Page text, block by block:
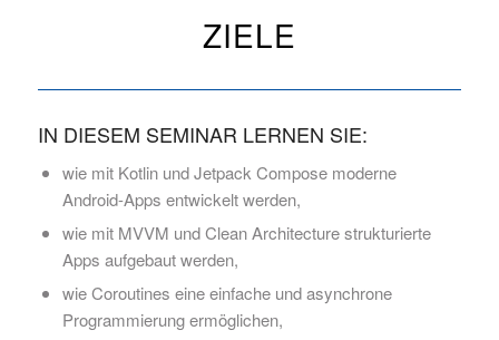
ZIELE
IN DIESEM SEMINAR LERNEN SIE:
wie mit Kotlin und Jetpack Compose moderne
Android-Apps entwickelt werden,
wie mit MVVM und Clean Architecture strukturierte
Apps aufgebaut werden,
wie Coroutines eine einfache und asynchrone
Programmierung ermöglichen,